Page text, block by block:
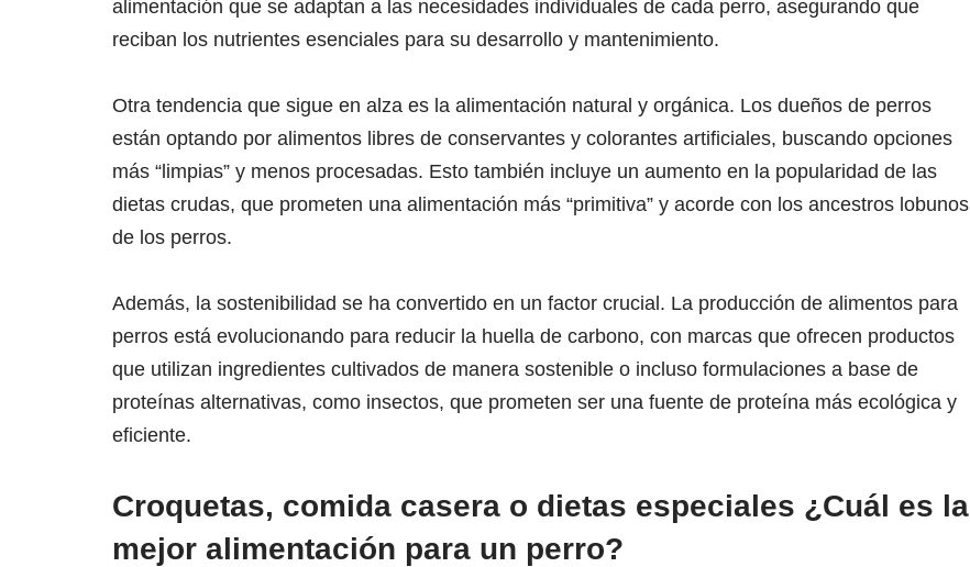
alimentación que se adaptan a las necesidades individuales de cada perro, asegurando que
reciban los nutrientes esenciales para su desarrollo y mantenimiento.
Otra tendencia que sigue en alza es la alimentación natural y orgánica. Los dueños de perros
están optando por alimentos libres de conservantes y colorantes artificiales, buscando opciones
más “limpias” y menos procesadas. Esto también incluye un aumento en la popularidad de las
dietas crudas, que prometen una alimentación más “primitiva” y acorde con los ancestros lobunos
de los perros.
Además, la sostenibilidad se ha convertido en un factor crucial. La producción de alimentos para
perros está evolucionando para reducir la huella de carbono, con marcas que ofrecen productos
que utilizan ingredientes cultivados de manera sostenible o incluso formulaciones a base de
proteínas alternativas, como insectos, que prometen ser una fuente de proteína más ecológica y
eficiente.
Croquetas, comida casera o dietas especiales ¿Cuál es la
mejor alimentación para un perro?